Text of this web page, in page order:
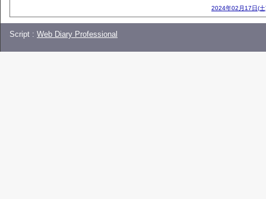
2024年02月17日(
Script : Web Diary Professional